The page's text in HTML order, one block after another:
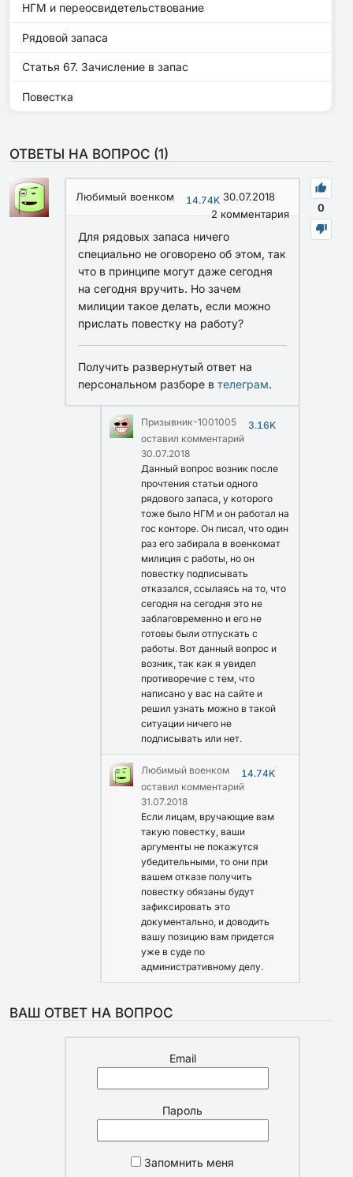
НГМ и переосвидетельствование
Рядовой запаса
Статья 67. Зачисление в запас
Повестка
ОТВЕТЫ НА ВОПРОС (1)
0
Любимый военком 14.74K 30.07.2018
2комментария
Для рядовых запаса ничего
специально не оговорено об этом, так
что в принципе могут даже сегодня
на сегодня вручить. Но зачем
милиции такое делать, если можно
прислать повестку на работу?
Получить развернутый ответ на
персональном разборе в телеграм.
Призывник-1001005
3.16K
оставил комментарий
30.07.2018
Данный вопрос возник после
прочтения статьи одного
рядового запаса, у которого
тоже было НГМ и он работал на
гос конторе. Он писал, что один
раз его забирала в военкомат
милиция с работы, но он
повестку подписывать
отказался, ссылаясь на то, что
сегодня на сегодня это не
заблаговременно и его не
готовы были отпускать с
работы. Вот данный вопрос и
возник, так как я увидел
противоречие с тем, что
написано у вас на сайте и
решил узнать можно в такой
ситуации ничего не
подписывать или нет.
Любимый военком
14.74K
оставил комментарий
31.07.2018
Если лицам, вручающие вам
такую повестку, ваши
аргументы не покажутся
убедительными, то они при
вашем отказе получить
повестку обязаны будут
зафиксировать это
документально, и доводить
вашу позицию вам придется
уже в суде по
административному делу.
ВАШ ОТВЕТ НА ВОПРОС
Email
Пароль
Запомнить меня